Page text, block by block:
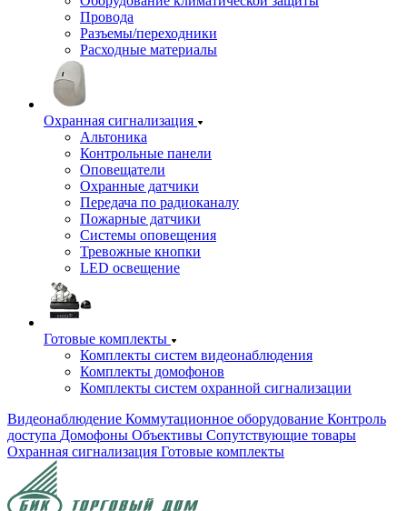
Провода
Разъемы/переходники
Расходные материалы
Охранная сигнализация
Альтоника
Контрольные панели
Оповещатели
Охранные датчики
Передача по радиоканалу
Пожарные датчики
Системы оповещения
Тревожные кнопки
LED освещение
Готовые комплекты
Комплекты систем видеонаблюдения
Комплекты домофонов
Комплекты систем охранной сигнализации
Видеонаблюдение Коммутационное оборудование Контроль
доступа Домофоны Объективы Сопутствующие товары
Охранная сигнализация Готовые комплекты